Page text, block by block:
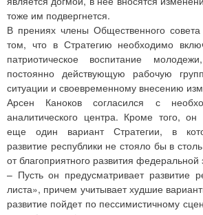
тоже им подвергнется.
В прениях члены Общественного
том, что в Стратегию необходимо
патриотическое воспитание
постоянно действующую рабочую
ситуации и своевременному внесению
Арсен Каноков согласился с
аналитического центра. Кроме того, он
еще один вариант Стратегии, в
развитие республики не стояло бы в
от благоприятного развития федеральной
– Пусть он предусматривает развитие
листа», причем учитывает худшие
развитие пойдет по пессимистичному